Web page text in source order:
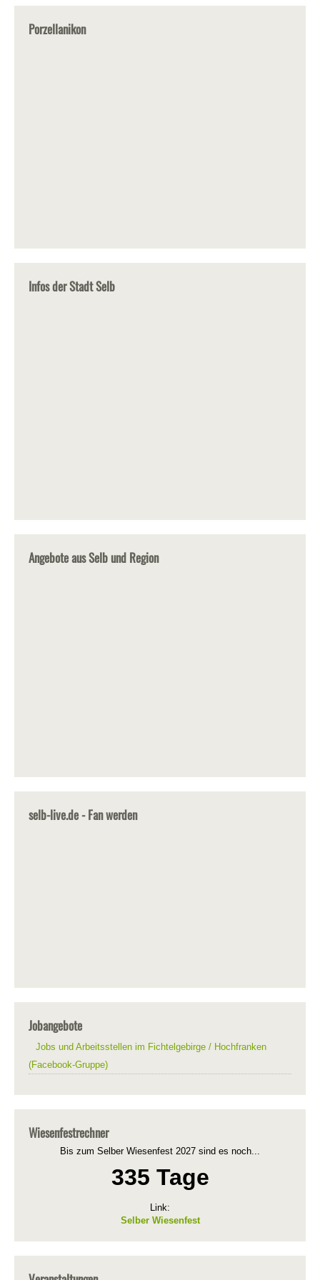
Porzellanikon
Infos der Stadt Selb
Angebote aus Selb und Region
selb-live.de - Fan werden
Jobangebote
Jobs und Arbeitsstellen im Fichtelgebirge / Hochfranken
(Facebook-Gruppe)
Wiesenfestrechner
Bis zum Selber Wiesenfest 2027 sind es noch...
335 Tage
Link:
Selber Wiesenfest